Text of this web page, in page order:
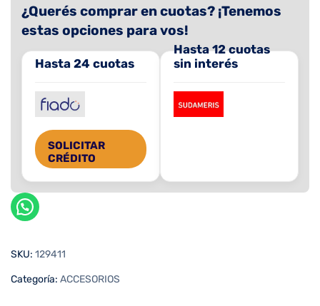
¿Querés comprar en cuotas? ¡Tenemos
estas opciones para vos!
Hasta 24 cuotas
SOLICITAR
CRÉDITO
Hasta 12 cuotas
sin interés
SKU: 129411
Categoría: ACCESORIOS